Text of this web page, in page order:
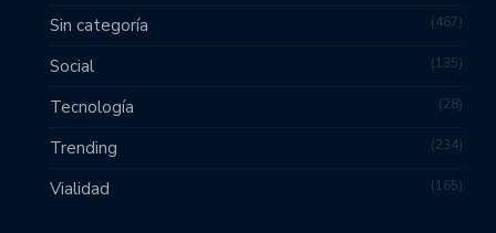
Sin categoría 467
Social 135
Tecnología 28
Trending 234
Vialidad 165